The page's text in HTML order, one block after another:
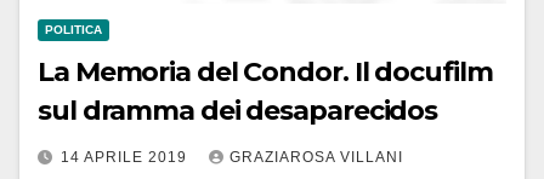
POLITICA
La Memoria del Condor. Il docufilm
sul dramma dei desaparecidos
14 APRILE 2019 GRAZIAROSA VILLANI